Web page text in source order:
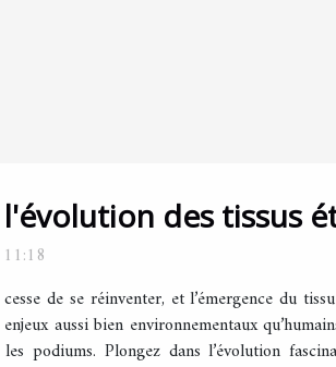
des tissus
de se réinventer, et l’émergence du
aussi bien environnementaux
podiums. Plongez dans l’évolution